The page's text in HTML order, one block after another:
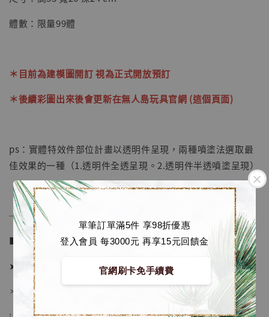
單筆訂單滿5件 享98折優惠
登入會員 每3000元 再享15元回饋金
官網刷卡免手續費
NT$ 5,580
體數：限量99體
＊目前為建模圖開訂 視為正式開放預訂
＊後續彩圖出來後會更新在無人島玩具官網 (這個頁面)
ps：實體特效件部位計畫以透明件呈現，兩種噴塗法選取最
佳效果的一種（1.透明件全透呈現。2.透明件半透噴塗呈現）
──────────────
■ 販售資訊：
➤ 價格 8880元 (訂金4380)
＊ 國際運費另計